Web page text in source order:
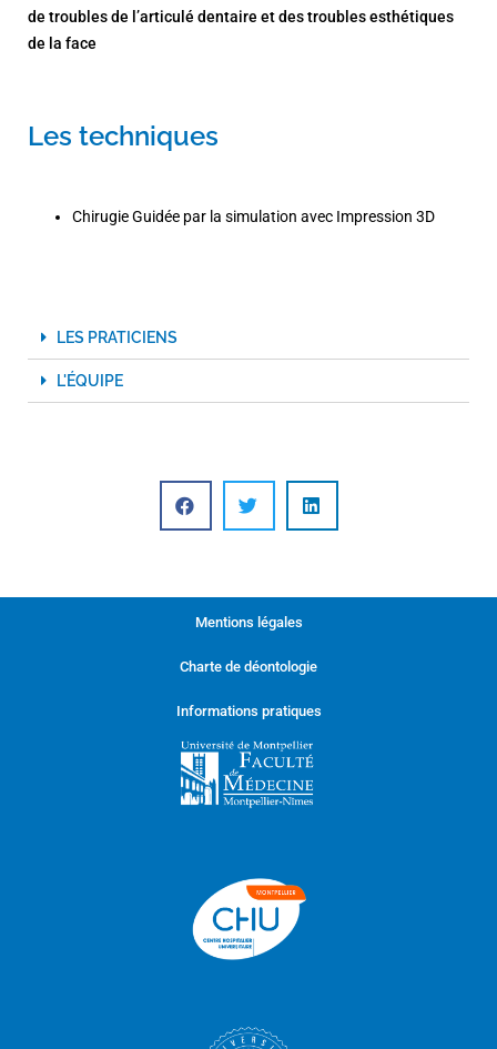
de troubles de l’articulé dentaire et des troubles esthétiques
de la face
Les techniques
Chirugie Guidée par la simulation avec Impression 3D
LES PRATICIENS
L'ÉQUIPE
Mentions légales
Charte de déontologie
Informations pratiques